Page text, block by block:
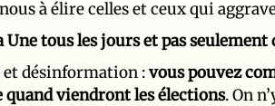
à élire celles et ceux qui
Une tous les jours et pas
désinformation :vous pouvez
viendront les élections. On